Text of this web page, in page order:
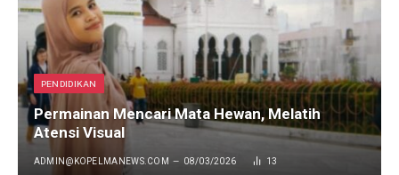
PENDIDIKAN
Permainan Mencari Mata Hewan, Melatih
Atensi Visual
ADMIN@KOPELMANEWS.COM 08/03/2026 13